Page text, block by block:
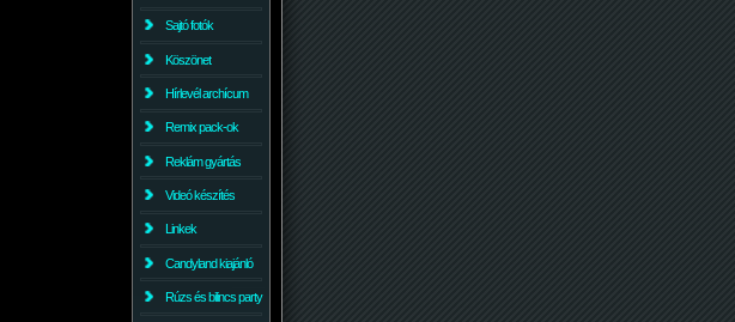
Sajtó fotók
Köszönet
Hírlevél archícum
Remix pack-ok
Reklám gyártás
Videó készítés
Linkek
Candyland kiajánló
Rúzs és bilincs party